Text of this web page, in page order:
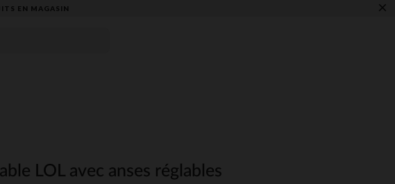
EN MAGASIN​ ×
LOL avec anses réglables